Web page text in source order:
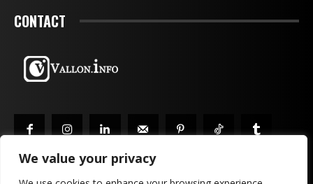
We value your privacy
CONTACT